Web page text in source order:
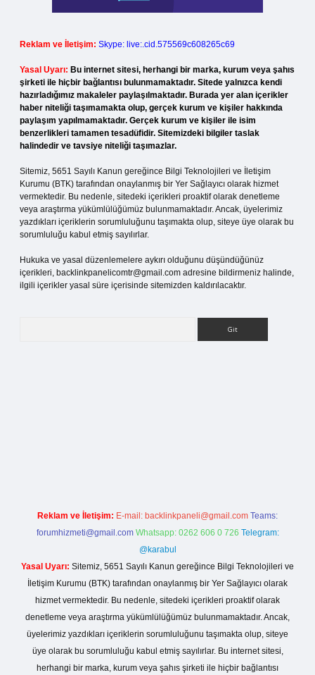
Reklam ve İletişim: Skype: live:.cid.575569c608265c69
Yasal Uyarı: Bu internet sitesi, herhangi bir marka, kurum veya şahıs
şirketi ile hiçbir bağlantısı bulunmamaktadır. Sitede yalnızca kendi
hazırladığımız makaleler paylaşılmaktadır. Burada yer alan içerikler
haber niteliği taşımamakta olup, gerçek kurum ve kişiler hakkında
paylaşım yapılmamaktadır. Gerçek kurum ve kişiler ile isim
benzerlikleri tamamen tesadüfidir. Sitemizdeki bilgiler taslak
halindedir ve tavsiye niteliği taşımazlar.
Sitemiz, 5651 Sayılı Kanun gereğince Bilgi Teknolojileri ve İletişim
Kurumu (BTK) tarafından onaylanmış bir Yer Sağlayıcı olarak hizmet
vermektedir. Bu nedenle, sitedeki içerikleri proaktif olarak denetleme
veya araştırma yükümlülüğümüz bulunmamaktadır. Ancak, üyelerimiz
yazdıkları içeriklerin sorumluluğunu taşımakta olup, siteye üye olarak bu
sorumluluğu kabul etmiş sayılırlar.
Hukuka ve yasal düzenlemelere aykırı olduğunu düşündüğünüz
içerikleri, backlinkpanelicomtr@gmail.com adresine bildirmeniz halinde,
ilgili içerikler yasal süre içerisinde sitemizden kaldırılacaktır.
Reklam ve İletişim: E-mail: backlinkpaneli@gmail.com Teams:
forumhizmeti@gmail.com Whatsapp: 0262 606 0 726 Telegram:
@karabul
Yasal Uyarı: Sitemiz, 5651 Sayılı Kanun gereğince Bilgi Teknolojileri ve
İletişim Kurumu (BTK) tarafından onaylanmış bir Yer Sağlayıcı olarak
hizmet vermektedir. Bu nedenle, sitedeki içerikleri proaktif olarak
denetleme veya araştırma yükümlülüğümüz bulunmamaktadır. Ancak,
üyelerimiz yazdıkları içeriklerin sorumluluğunu taşımakta olup, siteye
üye olarak bu sorumluluğu kabul etmiş sayılırlar. Bu internet sitesi,
herhangi bir marka, kurum veya şahıs şirketi ile hiçbir bağlantısı